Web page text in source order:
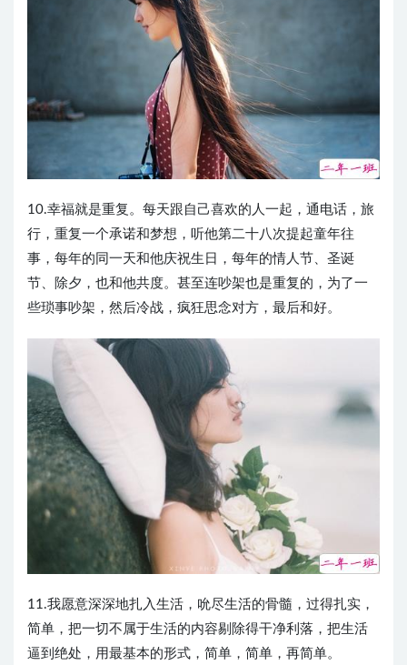
10.幸福就是重复。每天跟自己喜欢的人一起，通电话，旅
行，重复一个承诺和梦想，听他第二十八次提起童年往
事，每年的同一天和他庆祝生日，每年的情人节、圣诞
节、除夕，也和他共度。甚至连吵架也是重复的，为了一
些琐事吵架，然后冷战，疯狂思念对方，最后和好。
11.我愿意深深地扎入生活，吮尽生活的骨髓，过得扎实，
简单，把一切不属于生活的内容剔除得干净利落，把生活
逼到绝处，用最基本的形式，简单，简单，再简单。